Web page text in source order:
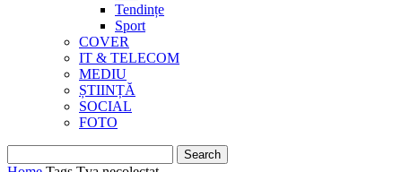
Tendințe
Sport
COVER
IT & TELECOM
MEDIU
ȘTIINȚĂ
SOCIAL
FOTO